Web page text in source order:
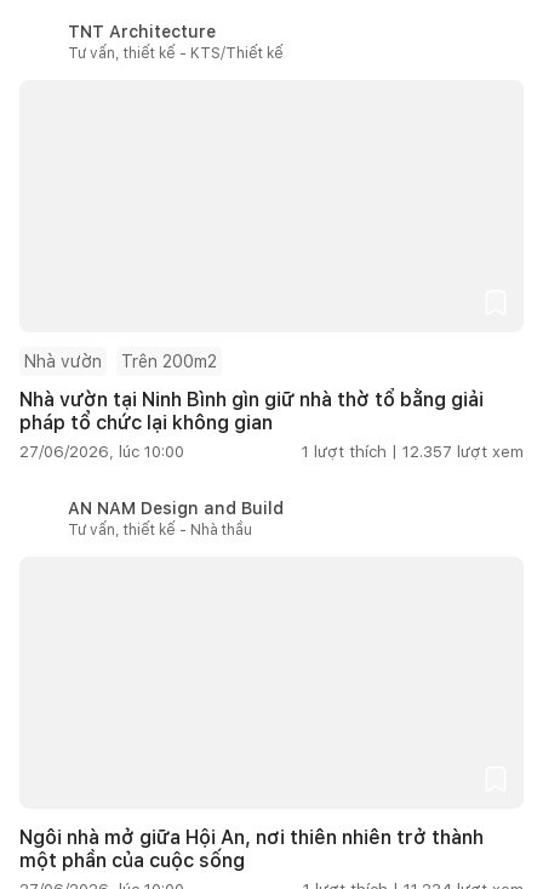
TNT Architecture
Tư vấn, thiết kế - KTS/Thiết kế
Nhà vườn Trên 200m2
Nhà vườn tại Ninh Bình gìn giữ nhà thờ tổ bằng giải
pháp tổ chức lại không gian
27/06/2026, lúc 10:00 1 lượt thích | 12.357 lượt xem
AN NAM Design and Build
Tư vấn, thiết kế - Nhà thầu
Ngôi nhà mở giữa Hội An, nơi thiên nhiên trở thành
một phần của cuộc sống